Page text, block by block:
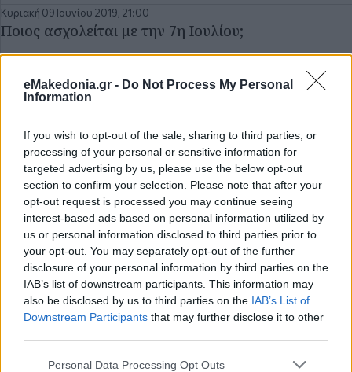
eMakedonia.gr - Do Not Process My Personal
Information
If you wish to opt-out of the sale, sharing to third parties, or
processing of your personal or sensitive information for
targeted advertising by us, please use the below opt-out
section to confirm your selection. Please note that after your
opt-out request is processed you may continue seeing
interest-based ads based on personal information utilized by
us or personal information disclosed to third parties prior to
your opt-out. You may separately opt-out of the further
disclosure of your personal information by third parties on the
IAB’s list of downstream participants. This information may
also be disclosed by us to third parties on the IAB’s List of
Downstream Participants that may further disclose it to other
Please note that this website/app uses one or more Google
Personal Data Processing Opt Outs
Κυριακή 09 Ιουνίου 2019, 21:00
Ποιος ασχολείται με την 7η Ιουλίου;
Πέμπτη 23 Μαΐου 2019, 15:01
ΑΠΟΨΕΙΣ
Πέμπτη 16 Μαΐου 2019, 08:00
Κάντε κράτει μέχρι τις εθνικές εκλογές
ΑΠΟΨΕΙΣ
Πέμπτη 25 Απριλίου 2019, 21:00
Ησυχία… μας μετρούν
ΑΠΟΨΕΙΣ